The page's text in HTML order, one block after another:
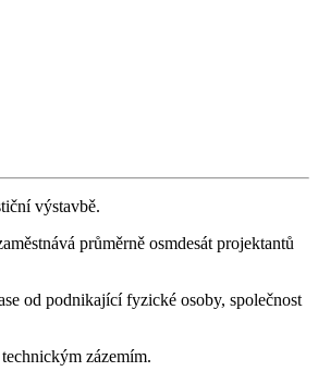
výstavbě.
průměrně osmdesát projektantů
od podnikající fyzické osoby, společnost
zázemím.